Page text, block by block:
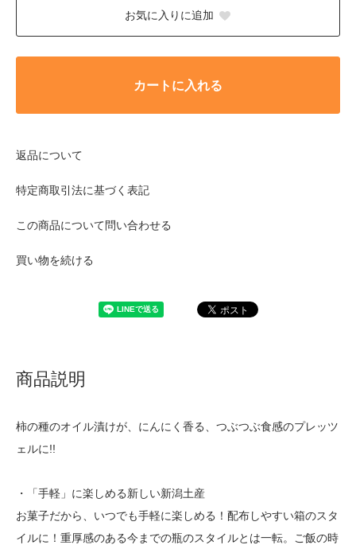
お気に入りに追加
カートに入れる
返品について
特定商取引法に基づく表記
この商品について問い合わせる
買い物を続ける
商品説明
柿の種のオイル漬けが、にんにく香る、つぶつぶ食感のプレッツ
ェルに!!
・「手軽」に楽しめる新しい新潟土産
お菓子だから、いつでも手軽に楽しめる！配布しやすい箱のスタ
イルに！重厚感のある今までの瓶のスタイルとは一転。ご飯の時